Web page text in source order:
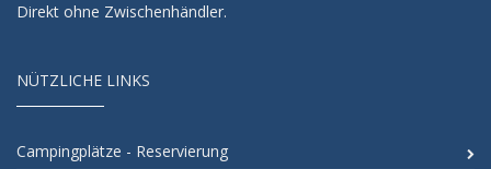
Direkt ohne Zwischenhändler.
NÜTZLICHE LINKS
Campingplätze - Reservierung